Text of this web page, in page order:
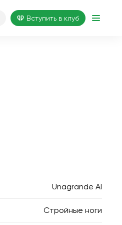
Вступить в клуб
Unagrande AI
Стройные ноги